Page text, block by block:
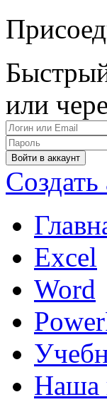
или
Войти в аккаунт
Создать
Excel
Word
Наша